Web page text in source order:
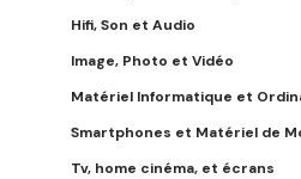
Hifi, Son et Audio
Image, Photo et Vidéo
Matériel Informatique et
Smartphones et Matériel de
Tv, home cinéma, et écrans